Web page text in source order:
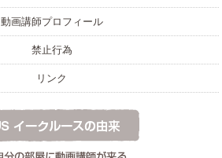
動画講師プロフィール
禁止行為
リンク